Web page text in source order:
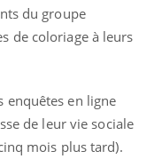
du groupe
de coloriage à leurs
enquêtes en ligne
de leur vie sociale
mois plus tard).